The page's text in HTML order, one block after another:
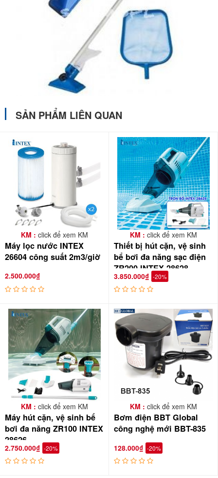
SẢN PHẨM LIÊN QUAN
KM : click để xem KM
Máy lọc nước INTEX
26604 công suất 2m3/giờ
2.500.000₫
KM : click để xem KM
Thiết bị hút cặn, vệ sinh
bể bơi đa năng sạc điện
ZR200 INTEX 28628
3.850.000₫ -20%
KM : click để xem KM
Máy hút cặn, vệ sinh bể
bơi đa năng ZR100 INTEX
28626
2.750.000₫ -20%
KM : click để xem KM
Bơm điện BBT Global
công nghệ mới BBT-835
128.000₫ -20%